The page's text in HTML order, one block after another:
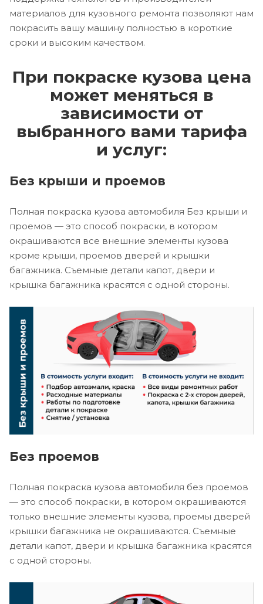
материалов для кузовного ремонта позволяют нам
покрасить вашу машину полностью в короткие
сроки и высоким качеством.
При покраске кузова цена
может меняться в
зависимости от
выбранного вами тарифа
и услуг:
Без крыши и проемов
Полная покраска кузова автомобиля Без крыши и
проемов — это способ покраски, в котором
окрашиваются все внешние элементы кузова
кроме крыши, проемов дверей и крышки
багажника. Съемные детали капот, двери и
крышка багажника красятся с одной стороны.
Без проемов
Полная покраска кузова автомобиля без проемов
— это способ покраски, в котором окрашиваются
только внешние элементы кузова, проемы дверей
крышки багажника не окрашиваются. Съемные
детали капот, двери и крышка багажника красятся
с одной стороны.